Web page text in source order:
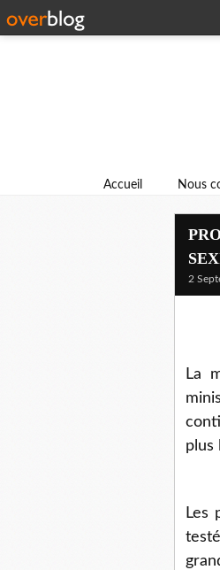
Accueil Nous
2
La
plus
Les